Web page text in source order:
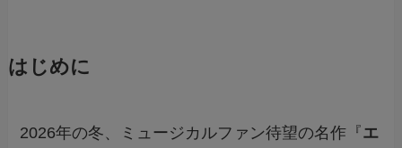
はじめに
2026年の冬、ミュージカルファン待望の名作『エ